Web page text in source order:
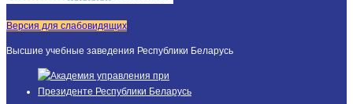
Версия для слабовидящих
Высшие учебные заведения Республики Беларусь